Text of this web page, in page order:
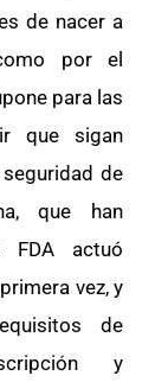
de nacer a
por el
para las
que sigan
de
que han
FDA actuó
vez, y
de
y